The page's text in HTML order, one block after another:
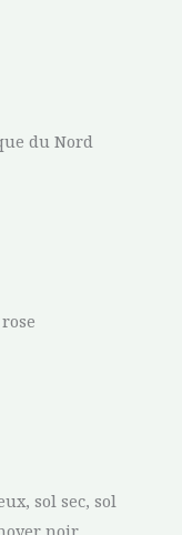
du Nord
sol sec, sol
noir